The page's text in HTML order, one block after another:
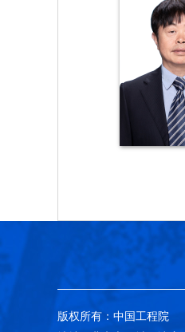
版权所有：中国工程院